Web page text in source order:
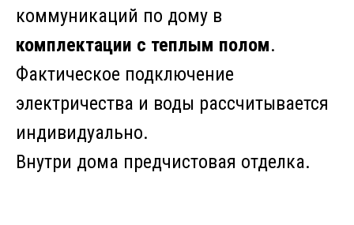
коммуникаций по дому в
комплектации с теплым полом.
Фактическое подключение
электричества и воды рассчитывается
индивидуально.
Внутри дома предчистовая отделка.